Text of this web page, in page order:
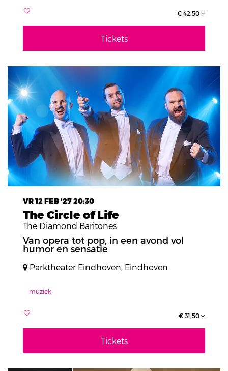
€ 42,50
Tickets
The Circle of Life
The Diamond Baritones
VR 12 FEB ’2720:30
Van opera tot pop, in een avond vol
humor en sensatie
Parktheater Eindhoven, Eindhoven
muziek
€ 31,50
Tickets